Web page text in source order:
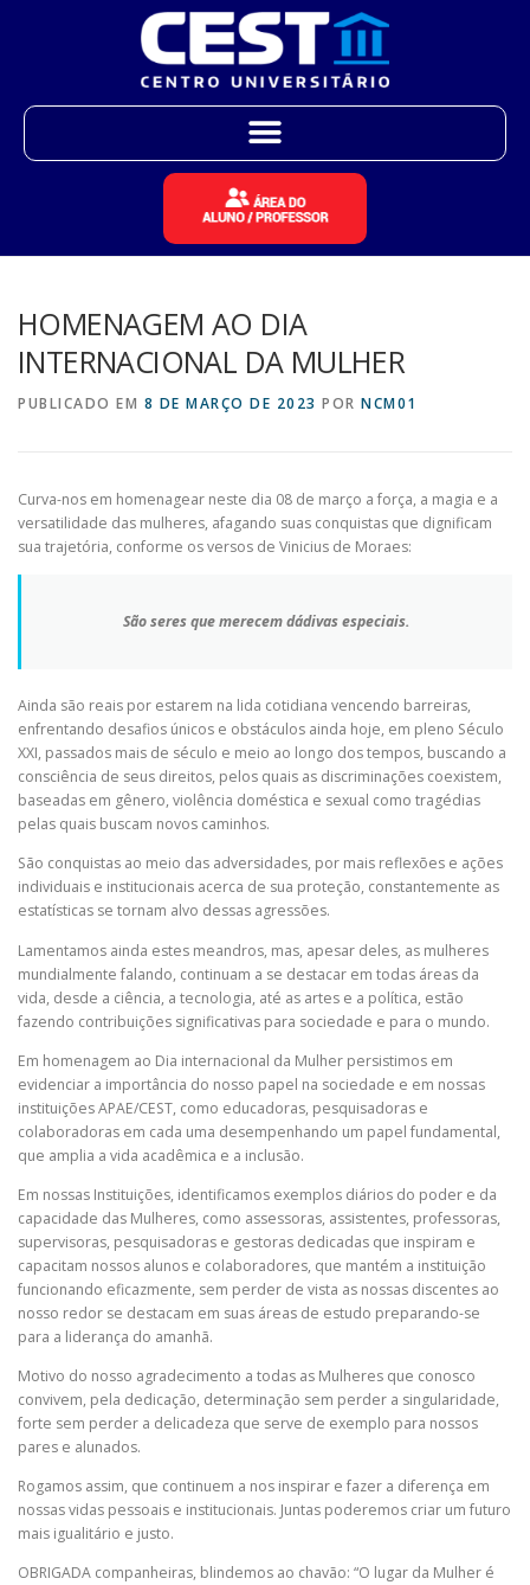
HOMENAGEM AO DIA
INTERNACIONAL DA MULHER
PUBLICADO EM 8 DE MARÇO DE 2023 POR NCM01
Curva-nos em homenagear neste dia 08 de março a força, a magia e a
versatilidade das mulheres, afagando suas conquistas que dignificam
sua trajetória, conforme os versos de Vinicius de Moraes:
São seres que merecem dádivas especiais.
Ainda são reais por estarem na lida cotidiana vencendo barreiras,
enfrentando desafios únicos e obstáculos ainda hoje, em pleno Século
XXI, passados mais de século e meio ao longo dos tempos, buscando a
consciência de seus direitos, pelos quais as discriminações coexistem,
baseadas em gênero, violência doméstica e sexual como tragédias
pelas quais buscam novos caminhos.
São conquistas ao meio das adversidades, por mais reflexões e ações
individuais e institucionais acerca de sua proteção, constantemente as
estatísticas se tornam alvo dessas agressões.
Lamentamos ainda estes meandros, mas, apesar deles, as mulheres
mundialmente falando, continuam a se destacar em todas áreas da
vida, desde a ciência, a tecnologia, até as artes e a política, estão
fazendo contribuições significativas para sociedade e para o mundo.
Em homenagem ao Dia internacional da Mulher persistimos em
evidenciar a importância do nosso papel na sociedade e em nossas
instituições APAE/CEST, como educadoras, pesquisadoras e
colaboradoras em cada uma desempenhando um papel fundamental,
que amplia a vida acadêmica e a inclusão.
Em nossas Instituições, identificamos exemplos diários do poder e da
capacidade das Mulheres, como assessoras, assistentes, professoras,
supervisoras, pesquisadoras e gestoras dedicadas que inspiram e
capacitam nossos alunos e colaboradores, que mantém a instituição
funcionando eficazmente, sem perder de vista as nossas discentes ao
nosso redor se destacam em suas áreas de estudo preparando-se
para a liderança do amanhã.
Motivo do nosso agradecimento a todas as Mulheres que conosco
convivem, pela dedicação, determinação sem perder a singularidade,
forte sem perder a delicadeza que serve de exemplo para nossos
pares e alunados.
Rogamos assim, que continuem a nos inspirar e fazer a diferença em
nossas vidas pessoais e institucionais. Juntas poderemos criar um futuro
mais igualitário e justo.
OBRIGADA companheiras, blindemos ao chavão: “O lugar da Mulher é